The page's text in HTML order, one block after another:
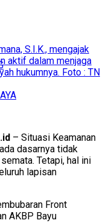
S.I.K., mengajak
aktif dalam menjaga
hukumnya. Foto : TN
– Situasi Keamanan
dasarnya tidak
Tetapi, hal ini
lapisan
Front
AKBP Bayu